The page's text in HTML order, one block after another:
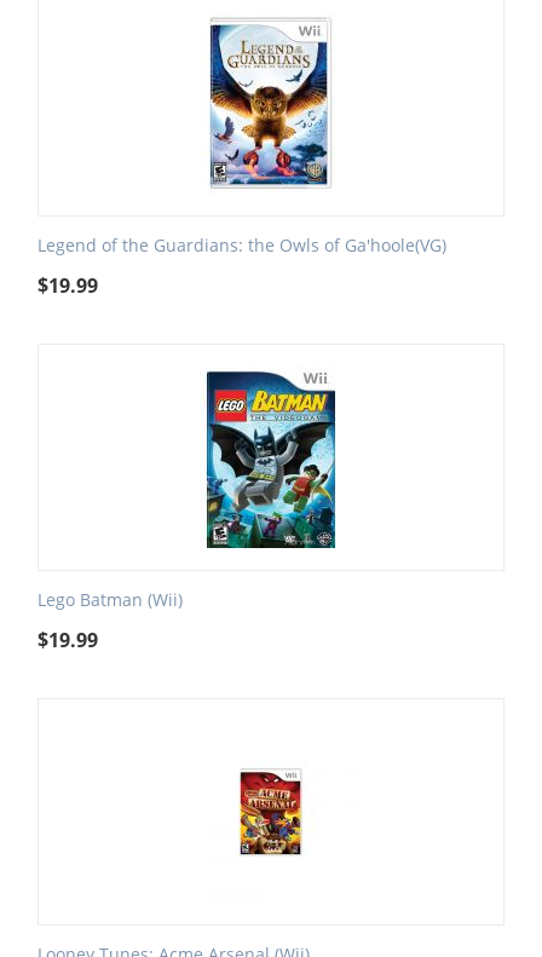
Legend of the Guardians: the Owls of Ga'hoole(VG)
$19.99
Lego Batman (Wii)
$19.99